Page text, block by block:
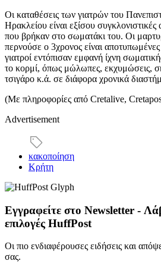
Οι καταθέσεις των γιατρών του
Ηρακλείου είναι εξίσου
που βρήκαν στο σωματάκι του. Οι
περνούσε ο 3χρονος είναι
γιατροί εντόπισαν εμφανή ίχνη
το κορμί, όπως μώλωπες, εκχυμώσεις,
τσιγάρο κ.ά. σε διάφορα χρονικά
(Με πληροφορίες από Cretalive,
Advertisement
κακοποίηση
Κρήτη
Εγγραφείτε στο Newsletter -
επιλογές HuffPost
Οι πιο ενδιαφέρουσες ειδήσεις και
σας.